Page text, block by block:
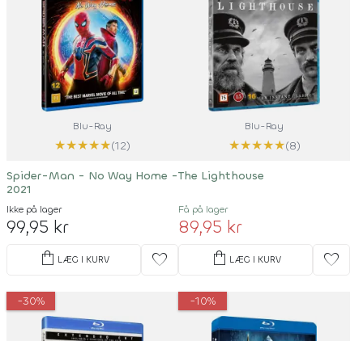
Blu-Ray
★★★★★(12)
Spider-Man - No Way Home -
2021
Ikke på lager
99,95 kr
shopping_bag LÆG I KURV favorite
Blu-Ray
★★★★★(8)
The Lighthouse
Få på lager
89,95 kr
shopping_bag LÆG I KURV favorite
-30% -10%